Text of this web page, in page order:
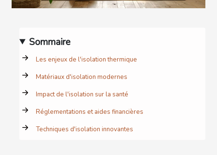
Sommaire
Les enjeux de l'isolation thermique
Matériaux d'isolation modernes
Impact de l'isolation sur la santé
Réglementations et aides financières
Techniques d'isolation innovantes